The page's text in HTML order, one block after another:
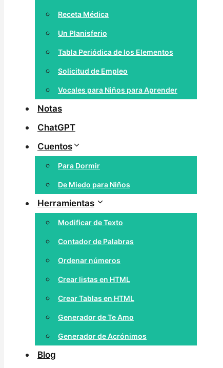
Receta Médica
Un Planisferio
Tabla Periódica de los Elementos
Solicitud de Empleo
Vocales para Niños para Aprender
Notas
ChatGPT
Cuentos
Para Dormir
De Miedo para Niños
Herramientas
Modificar de Texto
Contador de Palabras
Ordenar números
Crear listas en HTML
Crear Tablas en HTML
Generador de Te Amo
Generador de Acrónimos
Blog